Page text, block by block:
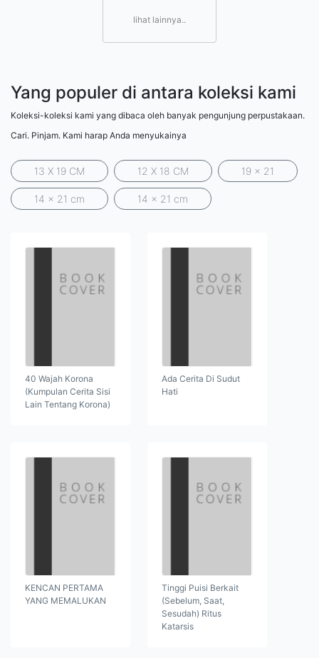
lihat lainnya..
Yang populer di antara koleksi kami
Koleksi-koleksi kami yang dibaca oleh banyak pengunjung perpustakaan.
Cari. Pinjam. Kami harap Anda menyukainya
13 X 19 CM 12 X 18 CM 19 x 21
14 x 21 cm 14 x 21 cm
40 Wajah Korona
(Kumpulan Cerita Sisi
Lain Tentang Korona)
Ada Cerita Di Sudut
Hati
KENCAN PERTAMA
YANG MEMALUKAN
Tinggi Puisi Berkait
(Sebelum, Saat,
Sesudah) Ritus
Katarsis